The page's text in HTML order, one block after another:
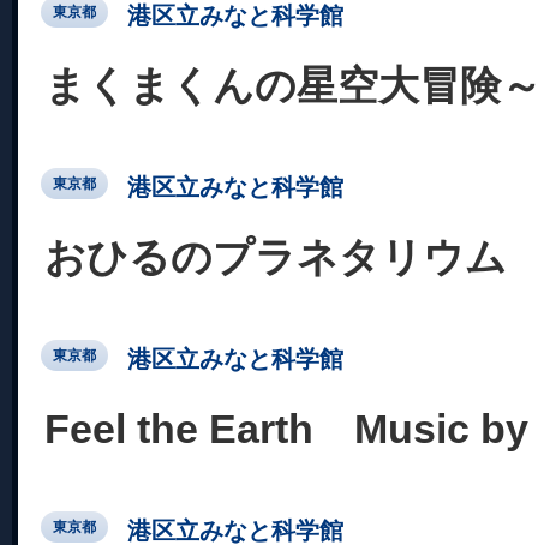
東京都 港区立みなと科学館
まくまくんの星空大冒険
東京都 港区立みなと科学館
おひるのプラネタリウム
東京都 港区立みなと科学館
Feel the Earth Music by
東京都 港区立みなと科学館